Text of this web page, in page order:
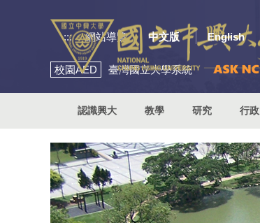
::: 網站導覽 中文版 English
校園AED 臺灣國立大學系統
認識興大 教學 研究 行政